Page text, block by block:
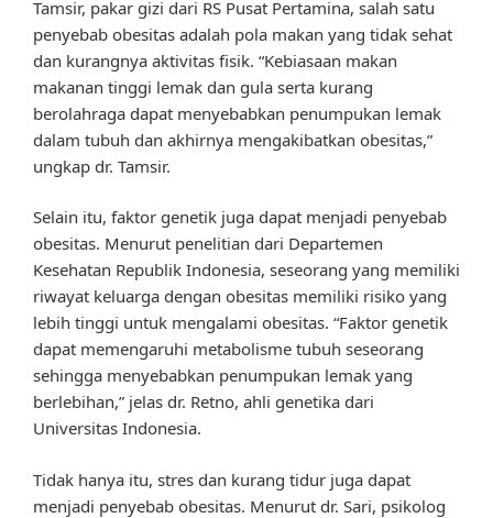
Tamsir, pakar gizi dari RS Pusat Pertamina, salah satu
penyebab obesitas adalah pola makan yang tidak sehat
dan kurangnya aktivitas fisik. “Kebiasaan makan
makanan tinggi lemak dan gula serta kurang
berolahraga dapat menyebabkan penumpukan lemak
dalam tubuh dan akhirnya mengakibatkan obesitas,”
ungkap dr. Tamsir.
Selain itu, faktor genetik juga dapat menjadi penyebab
obesitas. Menurut penelitian dari Departemen
Kesehatan Republik Indonesia, seseorang yang memiliki
riwayat keluarga dengan obesitas memiliki risiko yang
lebih tinggi untuk mengalami obesitas. “Faktor genetik
dapat memengaruhi metabolisme tubuh seseorang
sehingga menyebabkan penumpukan lemak yang
berlebihan,” jelas dr. Retno, ahli genetika dari
Universitas Indonesia.
Tidak hanya itu, stres dan kurang tidur juga dapat
menjadi penyebab obesitas. Menurut dr. Sari, psikolog